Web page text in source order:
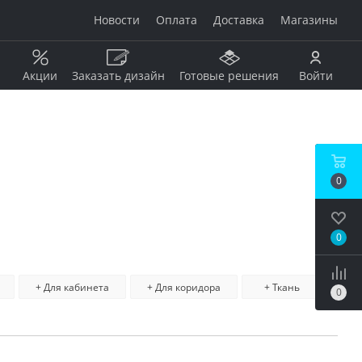
Новости Оплата Доставка Магазины
Кирпич
Акции Заказать дизайн Готовые решения Войти
+ Для кабинета + Для коридора + Ткань
поиск
0
0
0